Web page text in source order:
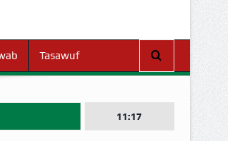
Tasawuf
11:17